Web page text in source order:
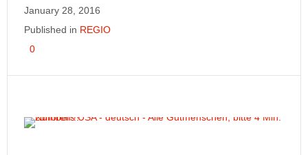
January 28, 2016
Published in REGIO
0